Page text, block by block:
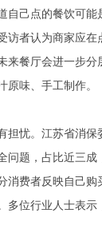
自己点的餐饮可
者认为商家应在
来餐厅会进一步
味、手工制作。
担忧。江苏省消
问题，占比近三
消费者反映自己
多位行业人士表